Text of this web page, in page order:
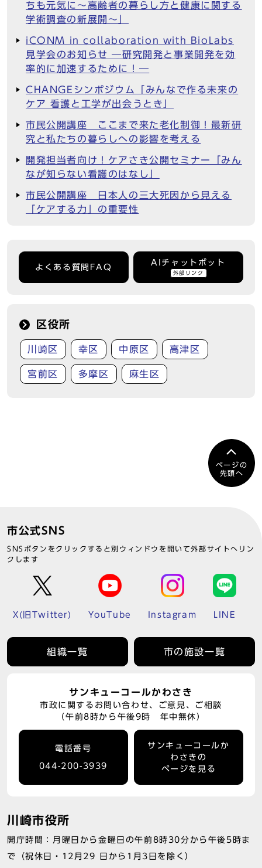
ちも元気に～高齢者の暮らし方と健康に関する
学術調査の新展開～」
iCONM in collaboration with BioLabs
見学会のお知らせ ―研究開発と事業開発を効
率的に加速するために！―
CHANGEシンポジウム「みんなで作る未来の
ケア 看護と工学が出会うとき」
市民公開講座 ここまで来た老化制御！最新研
究と私たちの暮らしへの影響を考える
開発担当者向け！ケアさき公開セミナー「みん
なが知らない看護のはなし」
市民公開講座 日本人の三大死因から見える
「ケアする力」の重要性
よくある質問FAQ
AIチャットボット
外部リンク
区役所
川崎区 幸区 中原区 高津区
宮前区 多摩区 麻生区
ページの
先頭へ
市公式SNS
SNSボタンをクリックすると別ウィンドウを開いて外部サイトへリン
クします
X(旧Twitter) YouTube Instagram LINE
組織一覧 市の施設一覧
サンキューコールかわさき
市政に関するお問い合わせ、ご意見、ご相談
（午前8時から午後9時 年中無休）
電話番号
044-200-3939
サンキューコールか
わさきの
ページを見る
川崎市役所
開庁時間：月曜日から金曜日の午前8時30分から午後5時ま
で（祝休日・12月29 日から1月3日を除く）